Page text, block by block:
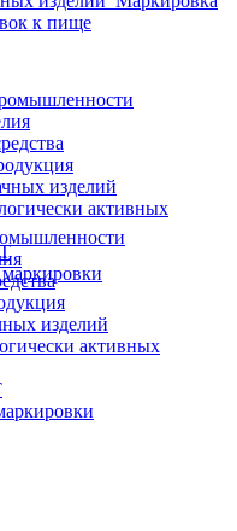
изделий
активных
маркировки
к пище
изделий
активных